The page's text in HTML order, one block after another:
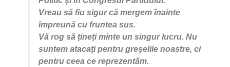
Vreau să fiu sigur că mergem înainte
împreună cu fruntea sus.
Vă rog să țineți minte un singur lucru. Nu
suntem atacați pentru greșelile noastre, ci
pentru ceea ce reprezentăm.